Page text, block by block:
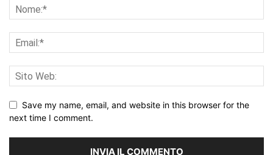
Save my name, email, and website in this browser for the
next time I comment.